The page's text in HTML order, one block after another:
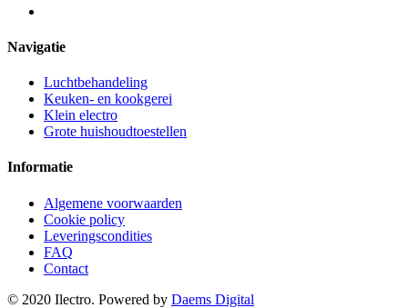
Navigatie
Luchtbehandeling
Keuken- en kookgerei
Klein electro
Grote huishoudtoestellen
Informatie
Algemene voorwaarden
Cookie policy
Leveringscondities
FAQ
Contact
© 2020 Ilectro. Powered by Daems Digital